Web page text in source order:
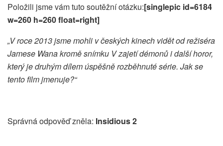
Položili jsme vám tuto soutěžní otázku:[singlepic id=6184
w=260 h=260 float=right]
„V roce 2013 jsme mohli v českých kinech vidět od režiséra
Jamese Wana kromě snímku V zajetí démonů i další horor,
který je druhým dílem úspěšně rozběhnuté série. Jak se
tento film jmenuje?“
Správná odpověď zněla: Insidious 2